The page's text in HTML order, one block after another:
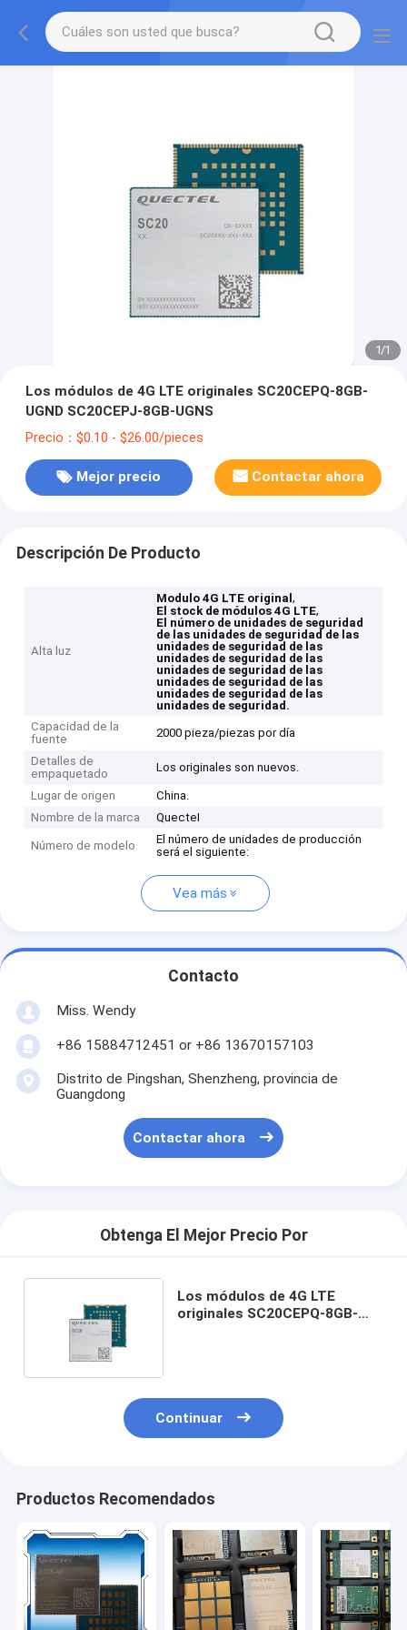
1/1
Los módulos de 4G LTE originales SC20CEPQ-8GB-
UGND SC20CEPJ-8GB-UGNS
Precio：$0.10 - $26.00/pieces
Mejor precio Contactar ahora
Descripción De Producto
Alta luz
Modulo 4G LTE original,
El stock de módulos 4G LTE,
El número de unidades de seguridad
de las unidades de seguridad de las
unidades de seguridad de las
unidades de seguridad de las
unidades de seguridad de las
unidades de seguridad de las
unidades de seguridad de las
unidades de seguridad.
Capacidad de la
fuente
2000 pieza/piezas por día
Detalles de
empaquetado
Los originales son nuevos.
Lugar de origen
China.
Nombre de la marca
QuecteI
Número de modelo
El número de unidades de producción
será el siguiente:
Vea más
Contacto
Miss. Wendy
+86 15884712451 or +86 13670157103
Distrito de Pingshan, Shenzheng, provincia de
Guangdong
Contactar ahora
Obtenga El Mejor Precio Por
Los módulos de 4G LTE
originales SC20CEPQ-8GB-
Continuar
Productos Recomendados